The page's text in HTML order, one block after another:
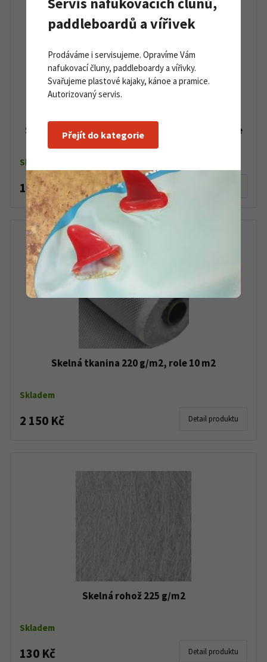
Skelná tkanina 280 g/m2 vysokopevnostní, role
10 m2
Skladem
1 500 Kč
Skelná tkanina 220 g/m2, role 10 m2
Skladem
2 150 Kč Detail produktu
Skelná rohož 225 g/m2
Skladem
130 Kč Detail produktu
paddleboardů a vířivek
Prodáváme i servisujeme. Opravíme Vám
nafukovací čluny, paddleboardy a vířivky.
Svařujeme plastové kajaky, kánoe a pramice.
Autorizovaný servis.
Přejít do kategorie